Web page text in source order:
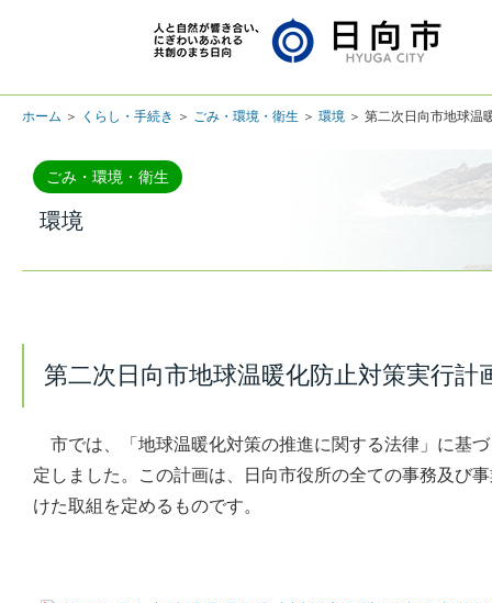
ホーム ＞ くらし・手続き ＞ ごみ・環境・衛生 ＞ 環境 ＞ 第二次日向市地球温
ごみ・環境・衛生
環境
第二次日向市地球温暖化防止対策実行
市では、「地球温暖化対策の推進に関する法律」に基
定しました。この計画は、日向市役所の全ての事務及び
けた取組を定めるものです。